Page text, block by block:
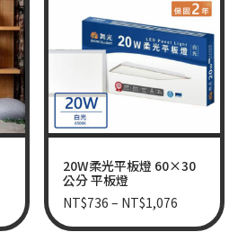
20W柔光平板燈 60×30
公分 平板燈
NT$736 – NT$1,076